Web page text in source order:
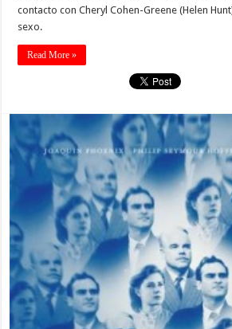
contacto con Cheryl Cohen-Greene (Helen
sexo.
Read More »